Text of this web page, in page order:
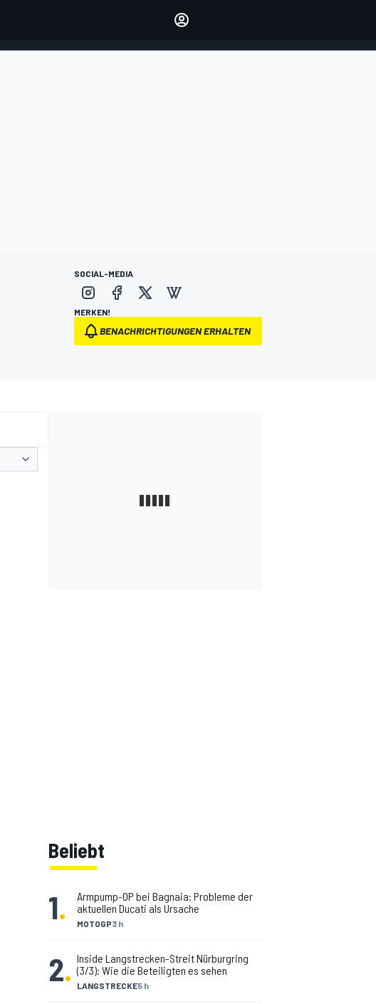
EINLOGGEN
SOCIAL-MEDIA
MERKEN!
BENACHRICHTIGUNGEN ERHALTEN
Beliebt
1. MOTOGP3 h
Armpump-OP bei Bagnaia: Probleme der
aktuellen Ducati als Ursache
2. LANGSTRECKE5 h
Inside Langstrecken-Streit Nürburgring
(3/3): Wie die Beteiligten es sehen